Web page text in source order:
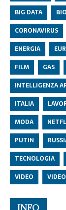
BIG DATA
CORONAVIRUS
ENERGIA
FILM
GAS
INTELLIGENZA
ITALIA
MODA
PUTIN
TECNOLOGIA
VIDEO